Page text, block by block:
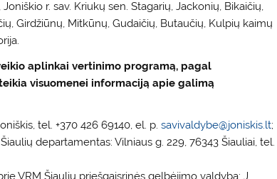
r. sav. Kriukų sen. Stagarių, Jackonių, Bikaičių,
Girdžiūnų, Mitkūnų, Gudaičių, Butaučių, Kulpių kaimų
aplinkai vertinimo programą, pagal
visuomenei informaciją apie galimą
tel. +370 426 69140, el. p. savivaldybe@joniskis.lt;
departamentas: Vilniaus g. 229, 76343 Šiauliai, tel.
VRM Šiaulių priešgaisrinės gelbėjimo valdyba: J.